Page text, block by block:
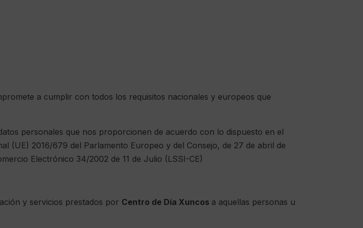
a cumplir con todos los requisitos nacionales y europeos que
personales que nos proporcionen de acuerdo con lo dispuesto en el
(UE) 2016/679 del Parlamento Europeo y del Consejo, de 27 de abril de
Electrónico 34/2002 de 11 de Julio (LSSI-CE)
y servicios prestados por Centro de Día Xuncos a aquellas personas u